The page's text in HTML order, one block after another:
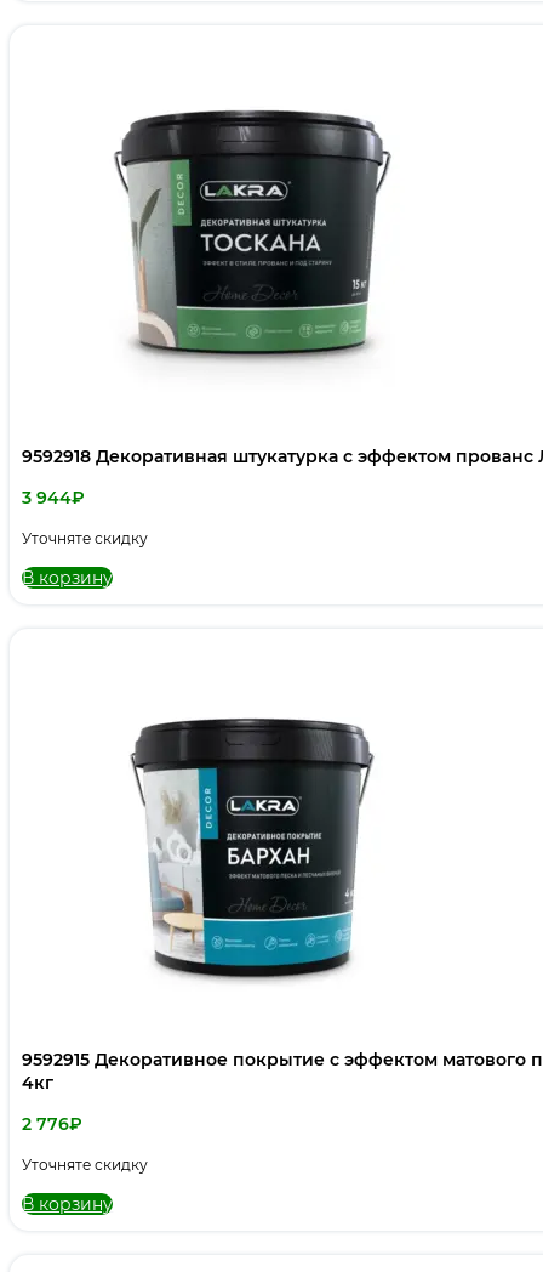
9592918 Декоративная штукатурка с эффектом
3 944₽
Уточняте скидку
В корзину
9592915 Декоративное покрытие с эффектом
4кг
2 776₽
Уточняте скидку
В корзину